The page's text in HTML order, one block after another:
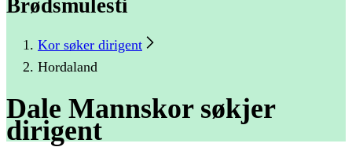
Brødsmulesti
Kor søker dirigent
Hordaland
Dale Mannskor søkjer
dirigent